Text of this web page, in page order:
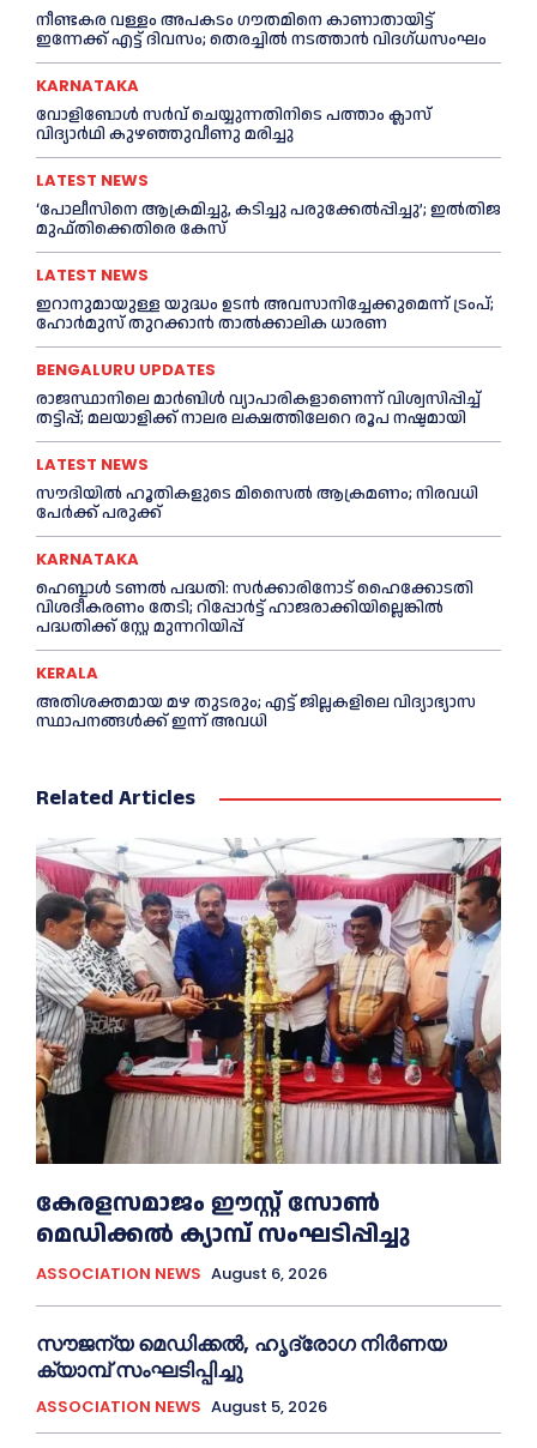
നീണ്ടകര വള്ളം അപകടം ഗൗതമിനെ കാണാതായിട്ട്
ഇന്നേക്ക് എട്ട് ദിവസം; തെരച്ചില്‍ നടത്താൻ വിദഗ്ധസംഘം
KARNATAKA
വോളിബോൾ സർവ് ചെയ്യുന്നതിനിടെ പത്താം ക്ലാസ്
വിദ്യാർഥി കുഴഞ്ഞുവീണു മരിച്ചു
LATEST NEWS
‘പോലീസിനെ ആക്രമിച്ചു, കടിച്ചു പരുക്കേല്‍പ്പിച്ചു’; ഇല്‍തിജ
മുഫ്തിക്കെതിരെ കേസ്
LATEST NEWS
ഇറാനുമായുള്ള യുദ്ധം ഉടൻ അവസാനിച്ചേക്കുമെന്ന് ട്രംപ്;
ഹോർമുസ് തുറക്കാൻ താൽക്കാലിക ധാരണ
BENGALURU UPDATES
രാജസ്ഥാനിലെ മാർബിൾ വ്യാപാരികളാണെന്ന് വിശ്വസിപ്പിച്ച്
തട്ടിപ്പ്; മലയാളിക്ക് നാലര ലക്ഷത്തിലേറെ രൂപ നഷ്ടമായി
LATEST NEWS
സൗദിയിൽ ഹൂതികളുടെ മിസൈൽ ആക്രമണം; നിരവധി
പേർക്ക് പരുക്ക്
KARNATAKA
ഹെബ്ബാൾ ടണൽ പദ്ധതി: സർക്കാരിനോട് ഹൈക്കോടതി
വിശദീകരണം തേടി; റിപ്പോർട്ട് ഹാജരാക്കിയില്ലെങ്കിൽ
പദ്ധതിക്ക് സ്റ്റേ മുന്നറിയിപ്പ്
KERALA
അതിശക്തമായ മഴ തുടരും; എട്ട് ജി​ല്ല​ക​ളി​ലെ വി​ദ്യാ​ഭ്യാ​സ
സ്ഥാ​പ​ന​ങ്ങ​ൾ​ക്ക് ഇ​ന്ന് അ​വ​ധി
Related Articles
കേരളസമാജം ഈസ്റ്റ് സോണ്‍
മെഡിക്കൽ ക്യാമ്പ് സംഘടിപ്പിച്ചു
ASSOCIATION NEWS August 6, 2026
സൗജന്യ മെഡിക്കല്‍, ഹൃദ്രോഗ നിര്‍ണയ
ക്യാമ്പ് സംഘടിപ്പിച്ചു
ASSOCIATION NEWS August 5, 2026